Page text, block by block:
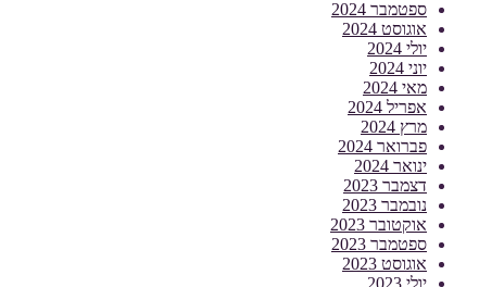
ספטמבר 2024
אוגוסט 2024
יולי 2024
יוני 2024
מאי 2024
אפריל 2024
מרץ 2024
פברואר 2024
ינואר 2024
דצמבר 2023
נובמבר 2023
אוקטובר 2023
ספטמבר 2023
אוגוסט 2023